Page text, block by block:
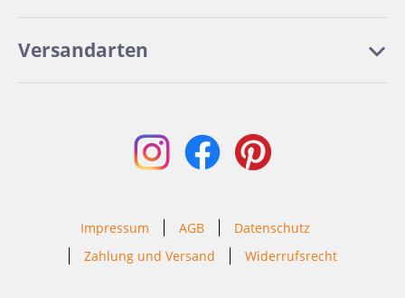
Versandarten
Impressum AGB
Datenschutz
Zahlung und Versand
Widerrufsrecht